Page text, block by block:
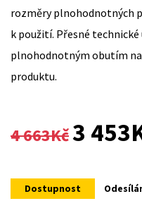
rozměry plnohodnotných
k použití. Přesné
plnohodnotným obutím
produktu.
4 663Kč
Original
was:
3 453
Dostupnost